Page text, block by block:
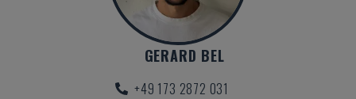
GERARD BEL
+49 173 2872 031